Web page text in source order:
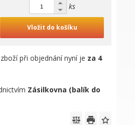
ks
Vložit do košíku
při objednání nyní je za 4
Zásilkovna (balík do